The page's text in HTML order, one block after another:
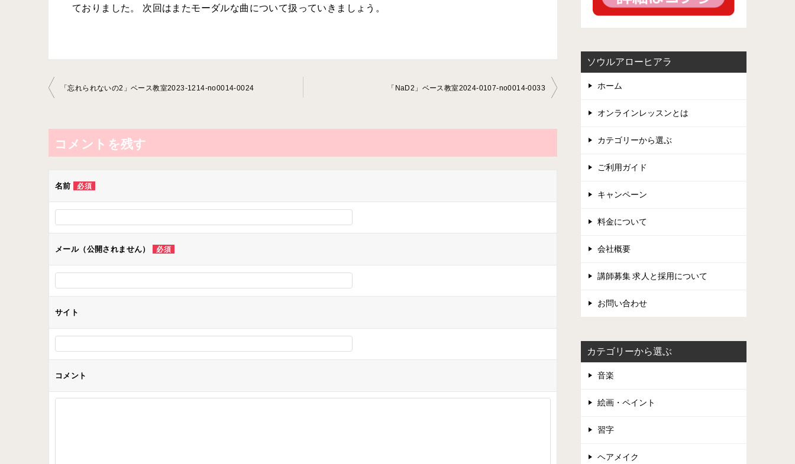
ておりました。 次回はまたモーダルな曲について扱っていきましょう。
投
ビ
ゲ
ー
「忘れられないの2」ベース教室2023-1214-no0014-0024 「NaD2」ベース教室2024-0107-no0014-0033
コメントを残す
名前 必須
メール（公開されません） 必須
サイト
コメント
ソウルアローヒアラ
ホーム
オンラインレッスンとは
カテゴリーから選ぶ
ご利用ガイド
キャンペーン
料金について
会社概要
講師募集 求人と採用について
お問い合わせ
カテゴリーから選ぶ
音楽
絵画・ペイント
習字
ヘアメイク